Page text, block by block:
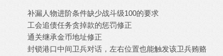
补漏人物进阶条件缺少战斗级100的要求
工会追债任务贪掉款的惩罚修正
通关继承金币地址修正
封锁港口中间卫兵对话，左右位置也能触发该卫兵贿赂